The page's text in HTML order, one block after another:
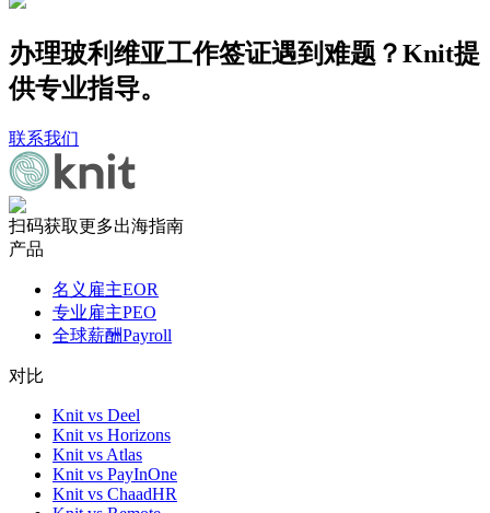
办理玻利维亚工作签证遇到难题？Knit提
供专业指导。
联系我们
扫码获取更多出海指南
产品
名义雇主EOR
专业雇主PEO
全球薪酬Payroll
对比
Knit vs Deel
Knit vs Horizons
Knit vs Atlas
Knit vs PayInOne
Knit vs ChaadHR